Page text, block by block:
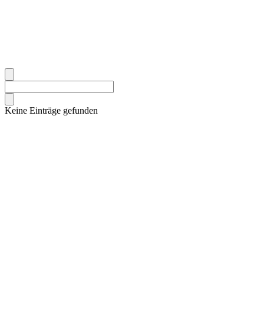
Keine Einträge gefunden